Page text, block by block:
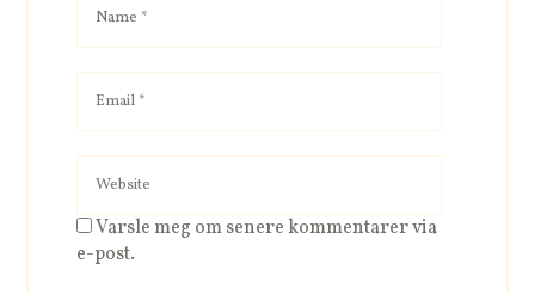
Varsle meg om senere kommentarer via
e-post.